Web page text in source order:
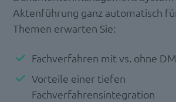
Aktenführung ganz automatisch
Themen erwarten Sie:
Fachverfahren mit vs. ohne
Vorteile einer tiefen
Fachverfahrensintegration